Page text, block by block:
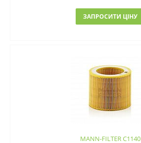
ЗАПРОСИТИ ЦІНУ
MANN-FILTER C1140